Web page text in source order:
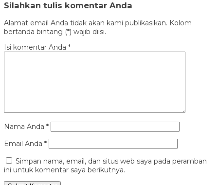
Silahkan tulis komentar Anda
Alamat email Anda tidak akan kami publikasikan. Kolom
bertanda bintang (*) wajib diisi.
Isi komentar Anda *
Nama Anda *
Email Anda *
Simpan nama, email, dan situs web saya pada peramban
ini untuk komentar saya berikutnya.